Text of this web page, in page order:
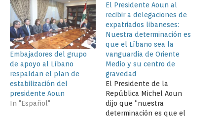
Embajadores del grupo
de apoyo al Líbano
respaldan el plan de
estabilización del
presidente Aoun
In "Español"
El Presidente Aoun al
recibir a delegaciones de
expatriados libaneses:
Nuestra determinación es
que el Líbano sea la
vanguardia de Oriente
Medio y su centro de
gravedad
El Presidente de la
República Michel Aoun
dijo que “nuestra
determinación es que el